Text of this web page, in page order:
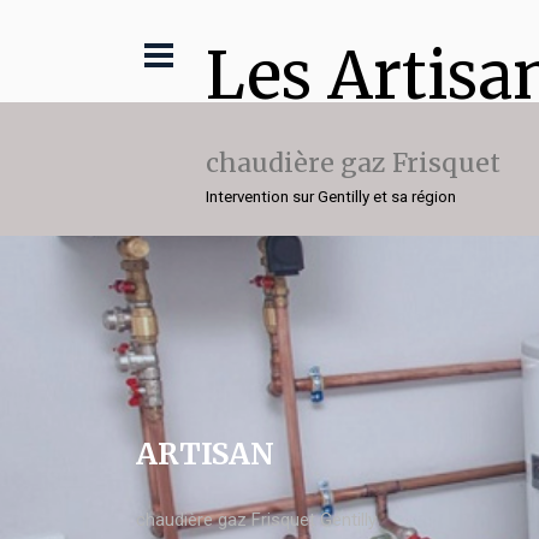
Les
chaudière gaz Frisquet
Intervention sur Gentilly et sa région
ARTISAN
chaudière gaz Frisquet Gentilly